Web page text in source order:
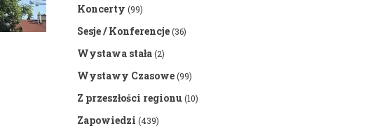
Koncerty (99)
Sesje / Konferencje(36)
Wystawa stała(2)
Wystawy Czasowe(99)
Z przeszłości regionu(10)
Zapowiedzi (439)